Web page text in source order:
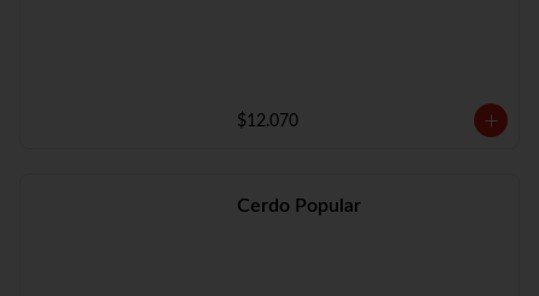
$12.070
Cerdo Popular